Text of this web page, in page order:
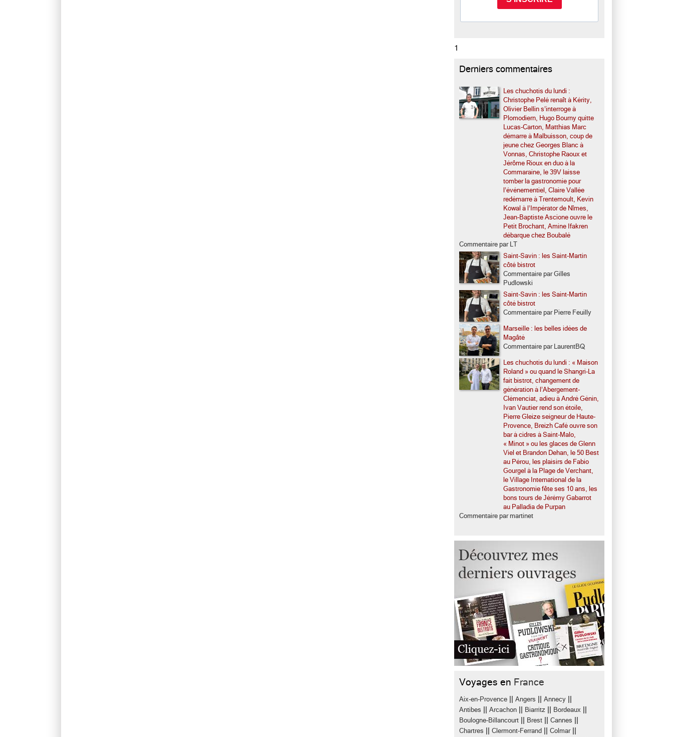
1
Derniers commentaires
Les chuchotis du lundi :
Christophe Pelé renaît à Kérity,
Olivier Bellin s’interroge à
Plomodiern, Hugo Bourny quitte
Lucas-Carton, Matthias Marc
démarre à Malbuisson, coup de
jeune chez Georges Blanc à
Vonnas, Christophe Raoux et
Jérôme Rioux en duo à la
Commaraine, le 39V laisse
tomber la gastronomie pour
l’événementiel, Claire Vallée
redémarre à Trentemoult, Kevin
Kowal à l’Impérator de Nîmes,
Jean-Baptiste Ascione ouvre le
Petit Brochant, Amine Ifakren
débarque chez Boubalé
Commentaire par LT
Saint-Savin : les Saint-Martin
côté bistrot
Commentaire par Gilles
Pudlowski
Saint-Savin : les Saint-Martin
côté bistrot
Commentaire par Pierre Feuilly
Marseille : les belles idées de
Magâté
Commentaire par LaurentBQ
Les chuchotis du lundi : « Maison
Roland » ou quand le Shangri-La
fait bistrot, changement de
génération à l’Abergement-
Clémenciat, adieu à André Génin,
Ivan Vautier rend son étoile,
Pierre Gleize seigneur de Haute-
Provence, Breizh Café ouvre son
bar à cidres à Saint-Malo,
« Minot » ou les glaces de Glenn
Viel et Brandon Dehan, le 50 Best
au Pérou, les plaisirs de Fabio
Gourgel à la Plage de Verchant,
le Village International de la
Gastronomie fête ses 10 ans, les
bons tours de Jérémy Gabarrot
au Palladia de Purpan
Commentaire par martinet
Voyages en France
Aix-en-Provence Angers Annecy
Antibes Arcachon Biarritz Bordeaux
Boulogne-Billancourt Brest Cannes
Chartres Clermont-Ferrand Colmar||